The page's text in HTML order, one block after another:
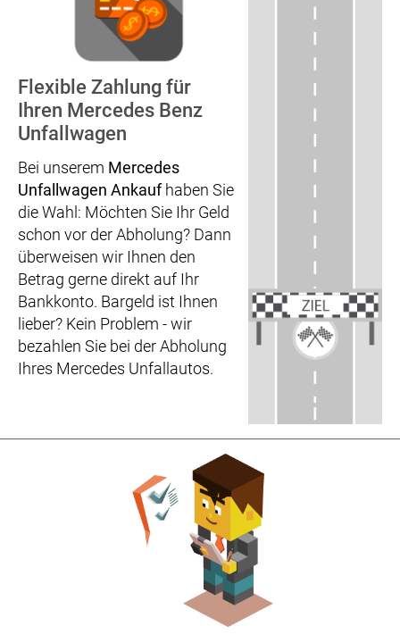
Flexible Zahlung für
Ihren Mercedes Benz
Unfallwagen
Bei unserem Mercedes
Unfallwagen Ankaufhaben Sie
die Wahl: Möchten Sie Ihr Geld
schon vor der Abholung? Dann
überweisen wir Ihnen den
Betrag gerne direkt auf Ihr
Bankkonto. Bargeld ist Ihnen
lieber? Kein Problem - wir
bezahlen Sie bei der Abholung
Ihres Mercedes Unfallautos.